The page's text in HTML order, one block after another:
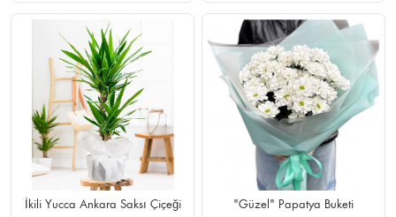
İkili Yucca Ankara Saksı Çiçeği "Güzel" Papatya Buketi